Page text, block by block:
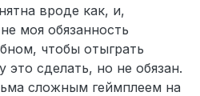
вроде как, и,
моя обязанность
чтобы отыграть
это сделать, но не обязан.
сложным геймплеем на